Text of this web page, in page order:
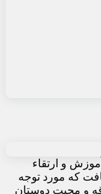
سال ۱۳۵۸ با هدف آموزش و ارتقاء
که مورد توجه
و محبت دوستان